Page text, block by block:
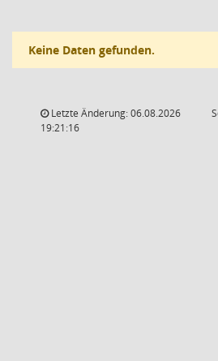
Keine Daten gefunden.
Letzte Änderung: 06.08.2026
19:21:16